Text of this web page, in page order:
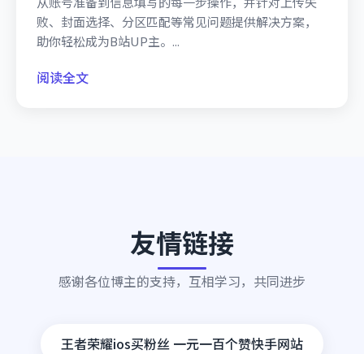
败、封面选择、分区匹配等常见问题提供解决方案，
助你轻松成为B站UP主。...
阅读全文
友情链接
感谢各位博主的支持，互相学习，共同进步
王者荣耀ios买粉丝 一元一百个赞快手网站